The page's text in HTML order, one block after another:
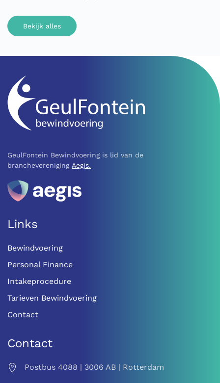
Bekijk alles
GeulFontein Bewindvoering is lid van de
branchevereniging Aegis.
Links
Bewindvoering
Personal Finance
Intakeprocedure
Tarieven Bewindvoering
Contact
Contact
Postbus 4088 | 3006 AB | Rotterdam